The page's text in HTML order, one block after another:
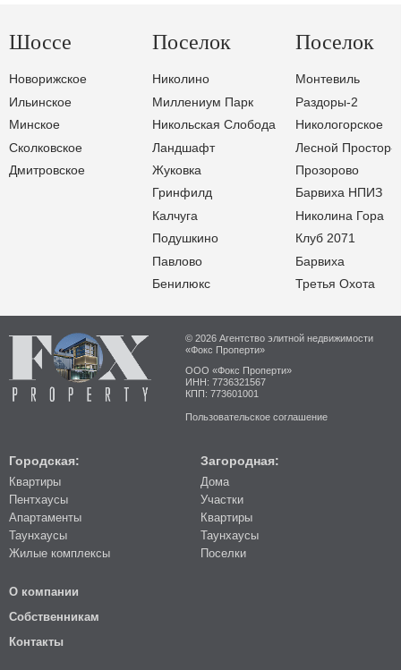
Шоссе
Новорижское
Ильинское
Минское
Сколковское
Дмитровское
Поселок
Николино
Миллениум Парк
Никольская Слобода
Ландшафт
Жуковка
Гринфилд
Калчуга
Подушкино
Павлово
Бенилюкс
Поселок
Монтевиль
Раздоры-2
Никологорское
Лесной Простор-
Прозорово
Барвиха НПИЗ
Николина Гора
Клуб 2071
Барвиха
Третья Охота
© 2026 Агентство элитной недвижимости
«Фокс Проперти»
ООО «Фокс Проперти»
ИНН: 7736321567
КПП: 773601001
Пользовательское соглашение
Городская:
Квартиры
Пентхаусы
Апартаменты
Таунхаусы
Жилые комплексы
Загородная:
Дома
Участки
Квартиры
Таунхаусы
Поселки
О компании
Собственникам
Контакты